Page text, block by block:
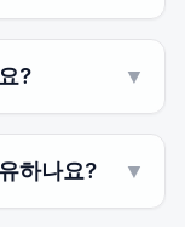
? ▼
하나요? ▼